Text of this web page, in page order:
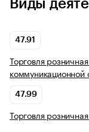
Виды
47.91
Торговля
коммуникационной
47.99
Торговля